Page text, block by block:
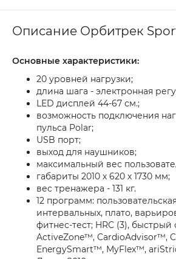
Описание Орбитрек
Основные характеристики:
20 уровней нагрузки;
длина шага - электронная
LED дисплей 44-67 см.;
возможность подключения
пульса Polar;
USB порт;
выход для наушников;
максимальный вес
габариты 2010 х 620 х 1730 мм;
вес тренажера - 131 кг.
12 программ:
интервальных, плато,
фитнес-тест; HRC (3), быстрый
ActiveZone™, CardioAdvisor™,
EnergySmart™, MyFlex™,